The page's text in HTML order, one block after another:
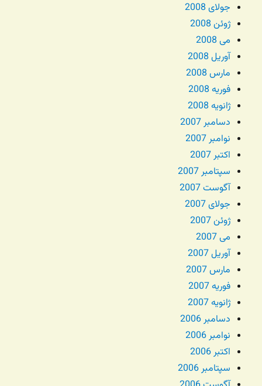
جولای 2008
ژوئن 2008
می 2008
آوریل 2008
مارس 2008
فوریه 2008
ژانویه 2008
دسامبر 2007
نوامبر 2007
اکتبر 2007
سپتامبر 2007
آگوست 2007
جولای 2007
ژوئن 2007
می 2007
آوریل 2007
مارس 2007
فوریه 2007
ژانویه 2007
دسامبر 2006
نوامبر 2006
اکتبر 2006
سپتامبر 2006